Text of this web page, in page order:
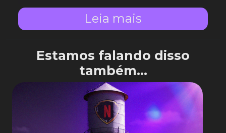
Leia mais
Estamos falando disso
também...